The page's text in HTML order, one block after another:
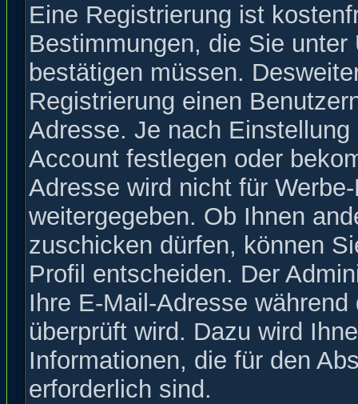
Eine Registrierung ist
Bestimmungen, die Sie
bestätigen müssen.
Registrierung einen
Adresse. Je nach
Account festlegen oder
Adresse wird nicht für
weitergegeben. Ob Ihnen
zuschicken dürfen, können
Profil entscheiden. Der
Ihre E-Mail-Adresse
überprüft wird. Dazu wird
Informationen, die für den
erforderlich sind.